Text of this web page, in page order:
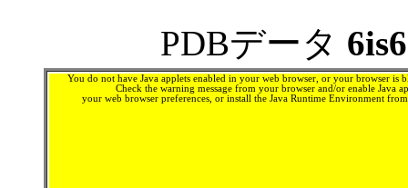
PDBデータ 6is6
You do not have Java applets enabled in your web browser, or your browser is
Check the warning message from your browser and/or enable Java
your web browser preferences, or install the Java Runtime Environment